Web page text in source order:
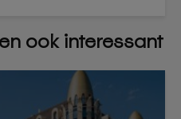
ook interessant